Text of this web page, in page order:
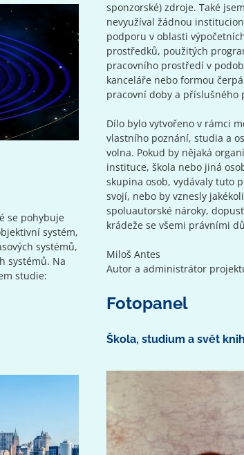
se pohybuje
systém,
systémů,
systémů. Na
studie:
sponzorské) zdroje. Také jsem
nevyužíval žádnou
podporu v oblasti
prostředků, použitých
pracovního prostředí v
kanceláře nebo formou
pracovní doby a příslušného
Dílo bylo vytvořeno v rámci
vlastního poznání, studia a
volna. Pokud by nějaká
instituce, škola nebo jiná
skupina osob, vydávaly tuto
svojí, nebo by vznesly
spoluautorské nároky,
krádeže se všemi právními
Miloš Antes
Autor a administrátor
Fotopanel
Škola, studium a svět knih